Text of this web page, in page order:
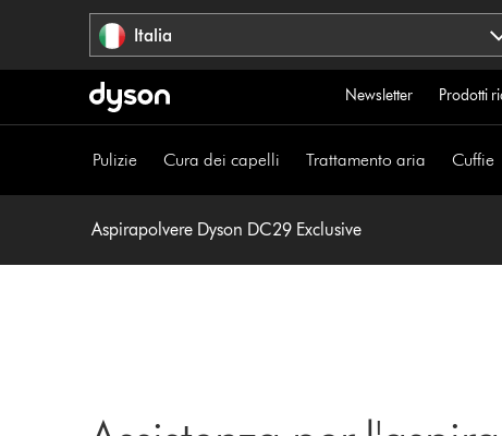
Italia
Newsletter Prodotti
Pulizie Cura dei capelli Trattamento aria Cuffie
Aspirapolvere Dyson DC29 Exclusive